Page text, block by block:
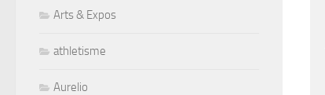
Arts & Expos
athletisme
Aurelio